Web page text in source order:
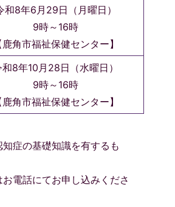
和8年6月29日（月曜日）
9時～16時
鹿角市福祉保健センター】
和8年10月28日（水曜日）
9時～16時
鹿角市福祉保健センター】
症の基礎知識を有するも
電話にてお申し込みくださ